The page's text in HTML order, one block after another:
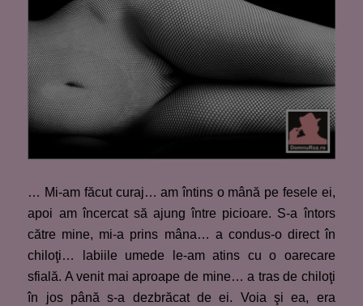
… Mi-am făcut curaj… am întins o mână pe fesele ei,
apoi am încercat să ajung între picioare. S-a întors
către mine, mi-a prins mâna… a condus-o direct în
chiloţi… labiile umede le-am atins cu o oarecare
sfială. A venit mai aproape de mine… a tras de chiloţi
în jos până s-a dezbrăcat de ei. Voia şi ea, era